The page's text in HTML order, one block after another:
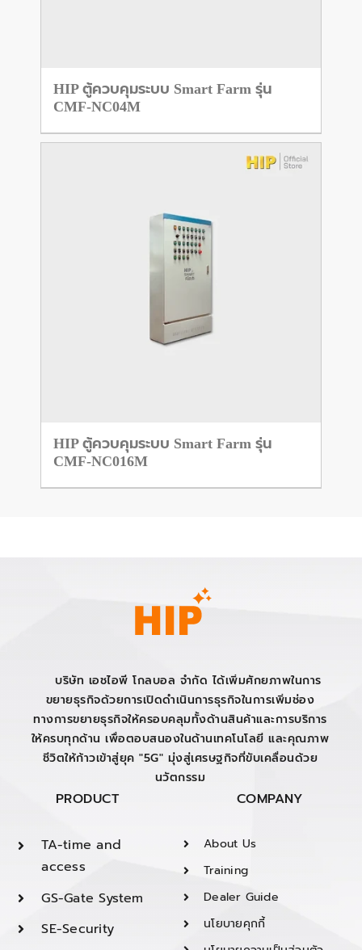
HIP ตู้ควบคุมระบบ Smart Farm รุ่น
CMF-NC04M
HIP ตู้ควบคุมระบบ Smart Farm รุ่น
CMF-NC016M
บริษัท เอชไอพี โกลบอล จำกัด ได้เพิ่มศักยภาพในการ
ขยายธุรกิจด้วยการเปิดดำเนินการธุรกิจในการเพิ่มช่อง
ทางการขยายธุรกิจให้ครอบคลุมทั้งด้านสินค้าและการบริการ
ให้ครบทุกด้าน เพื่อตอบสนองในด้านเทคโนโลยี และคุณภาพ
ชีวิตให้ก้าวเข้าสู่ยุค "5G" มุ่งสู่เศรษฐกิจที่ขับเคลื่อนด้วย
นวัตกรรม
PRODUCT
TA-time and
access
GS-Gate System
SE-Security
COMPANY
About Us
Training
Dealer Guide
นโยบายคุกกี้